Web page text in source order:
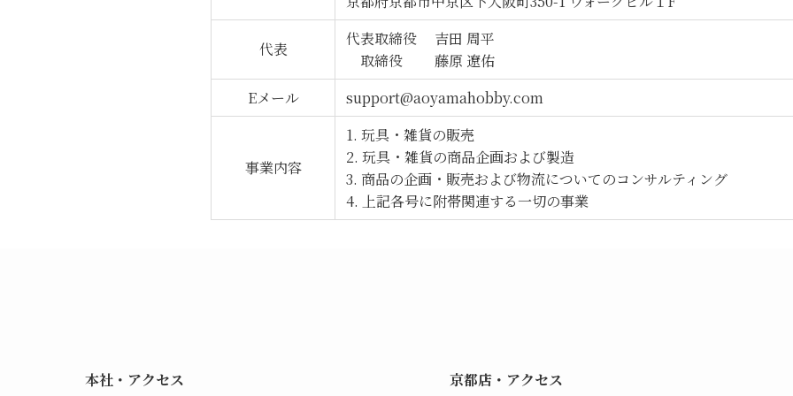
代表
代表取締役 吉田 周平
取締役 藤原 遼佑
Eメール
support@aoyamahobby.com
事業内容
1. 玩具・雑貨の販売
2. 玩具・雑貨の商品企画および製造
3. 商品の企画・販売および物流についてのコンサルティング
4. 上記各号に附帯関連する一切の事業
本社・アクセス 京都店・アクセス